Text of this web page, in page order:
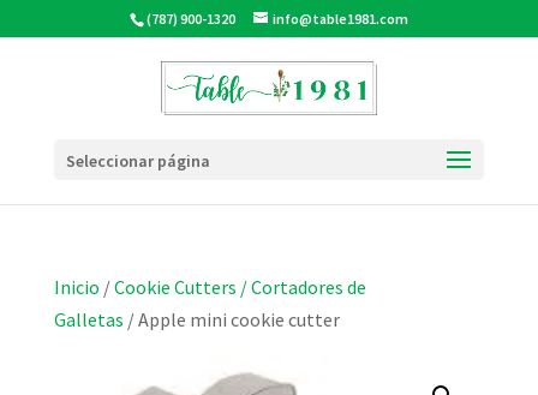
(787) 900-1320 info@table1981.com
Seleccionar página
Inicio /Cookie Cutters / Cortadores de
Galletas / Apple mini cookie cutter